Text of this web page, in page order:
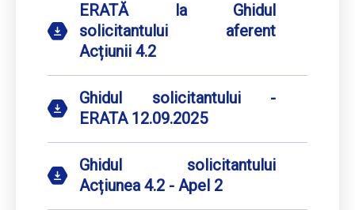
ERATĂ la Ghidul
solicitantului aferent
Acțiunii 4.2
Ghidul solicitantului -
ERATA 12.09.2025
Ghidul solicitantului
Acțiunea 4.2 - Apel 2